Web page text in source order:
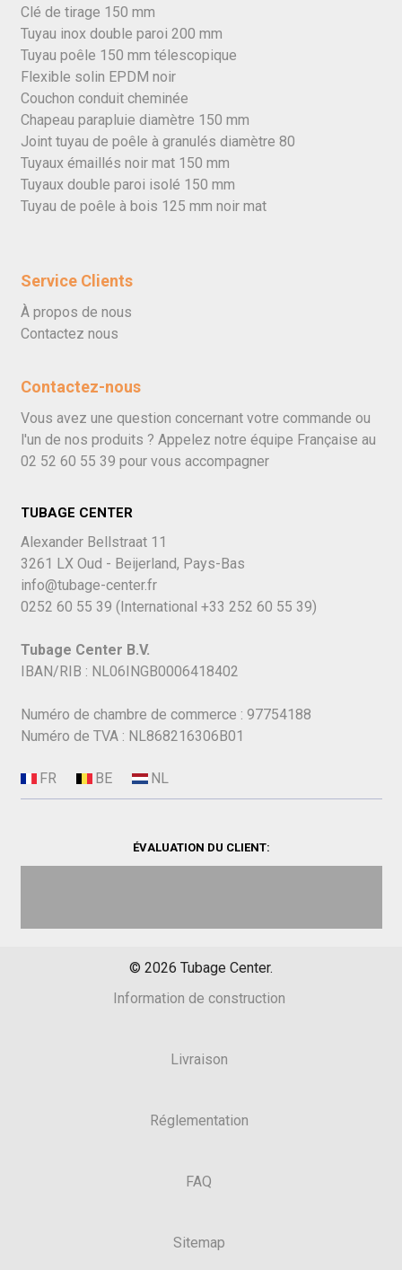
Clé de tirage 150 mm
Tuyau inox double paroi 200 mm
Tuyau poêle 150 mm télescopique
Flexible solin EPDM noir
Couchon conduit cheminée
Chapeau parapluie diamètre 150 mm
Joint tuyau de poêle à granulés diamètre 80
Tuyaux émaillés noir mat 150 mm
Tuyaux double paroi isolé 150 mm
Tuyau de poêle à bois 125 mm noir mat
Service Clients
À propos de nous
Contactez nous
Contactez-nous
Vous avez une question concernant votre commande ou
l'un de nos produits ? Appelez notre équipe Française au
02 52 60 55 39 pour vous accompagner
TUBAGE CENTER
Alexander Bellstraat 11
3261 LX Oud - Beijerland, Pays-Bas
info@tubage-center.fr
0252 60 55 39 (International +33 252 60 55 39)
Tubage Center B.V.
IBAN/RIB : NL06INGB0006418402
Numéro de chambre de commerce : 97754188
Numéro de TVA : NL868216306B01
ÉVALUATION DU CLIENT:
© 2026 Tubage Center.
Information de construction
Livraison
Réglementation
FAQ
Sitemap